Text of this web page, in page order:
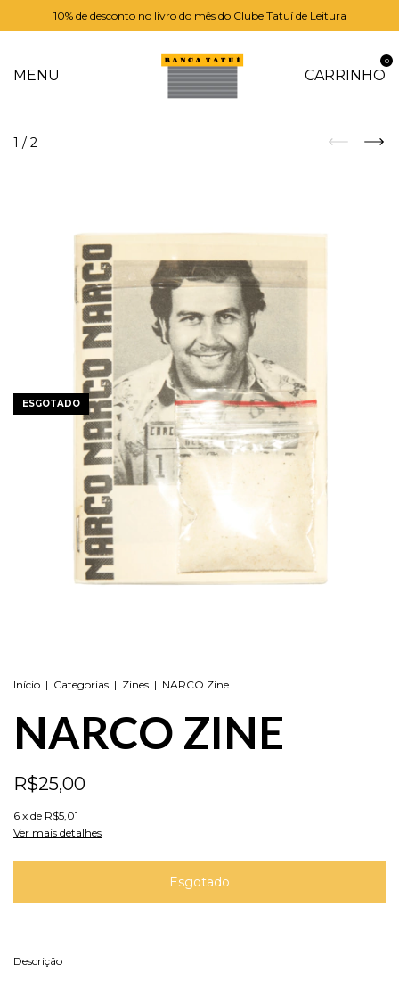
10% de desconto no livro do mês do Clube Tatuí de Leitura
MENU CARRINHO
0
1 / 2
ESGOTADO
Início | Categorias | Zines | NARCO Zine
NARCO ZINE
R$25,00
6 x de R$5,01
Ver mais detalhes
Descrição